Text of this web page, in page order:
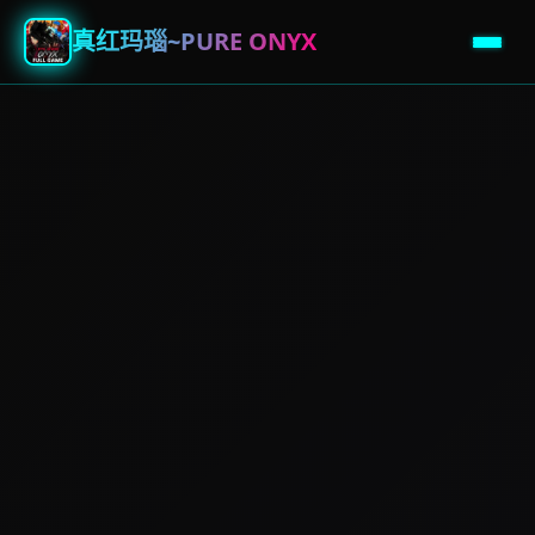
真红玛瑙~PURE ONYX